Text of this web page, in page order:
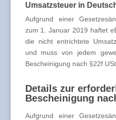
Umsatzsteuer in
Aufgrund einer
zum 1. Januar 2019 haftet
die nicht entrichtete
und muss von jedem
Bescheinigung nach §22f
Details zur
Bescheinigung
Aufgrund einer